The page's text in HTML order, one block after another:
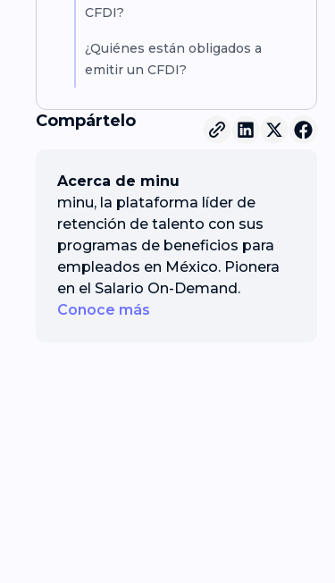
CFDI?
¿Quiénes están obligados a
emitir un CFDI?
Compártelo
Acerca de minu
minu, la plataforma líder de
retención de talento con sus
programas de beneficios para
empleados en México. Pionera
en el Salario On-Demand.
Conoce más